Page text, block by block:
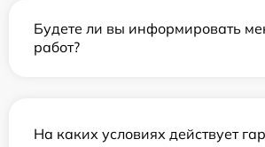
Будете ли вы информировать
работ?
На каких условиях действует